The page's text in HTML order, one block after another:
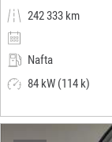
242 333 km
Nafta
84 kW (114 k)